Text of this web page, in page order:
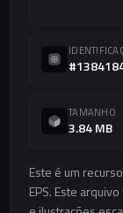
TAMANHO
3.84 MB
Este é um
EPS. Este